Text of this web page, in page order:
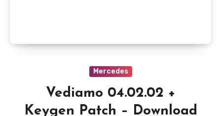
Mercedes
Vediamo 04.02.02 +
Keygen Patch – Download